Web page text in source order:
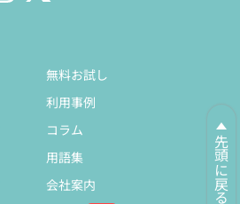
先頭に戻る
無料お試し
利用事例
コラム
用語集
会社案内